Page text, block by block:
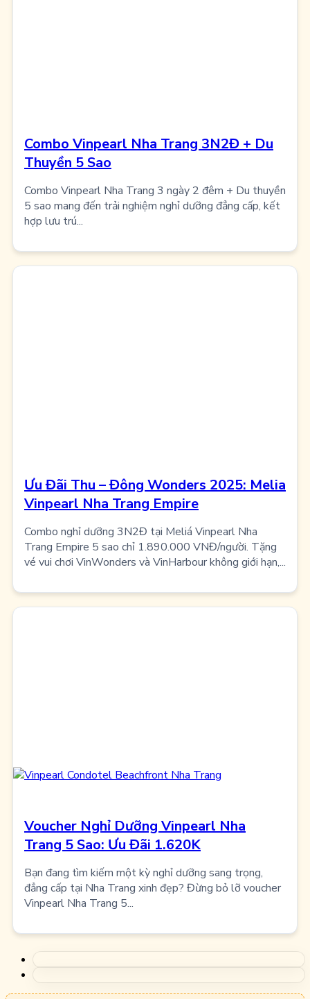
Combo Vinpearl Nha Trang 3N2Đ + Du
Thuyền 5 Sao
Combo Vinpearl Nha Trang 3 ngày 2 đêm + Du thuyền
5 sao mang đến trải nghiệm nghỉ dưỡng đẳng cấp, kết
hợp lưu trú...
Ưu Đãi Thu – Đông Wonders 2025: Melia
Vinpearl Nha Trang Empire
Combo nghỉ dưỡng 3N2Đ tại Meliá Vinpearl Nha
Trang Empire 5 sao chỉ 1.890.000 VNĐ/người. Tặng
vé vui chơi VinWonders và VinHarbour không giới hạn,...
Voucher Nghỉ Dưỡng Vinpearl Nha
Trang 5 Sao: Ưu Đãi 1.620K
Bạn đang tìm kiếm một kỳ nghỉ dưỡng sang trọng,
đẳng cấp tại Nha Trang xinh đẹp? Đừng bỏ lỡ voucher
Vinpearl Nha Trang 5...